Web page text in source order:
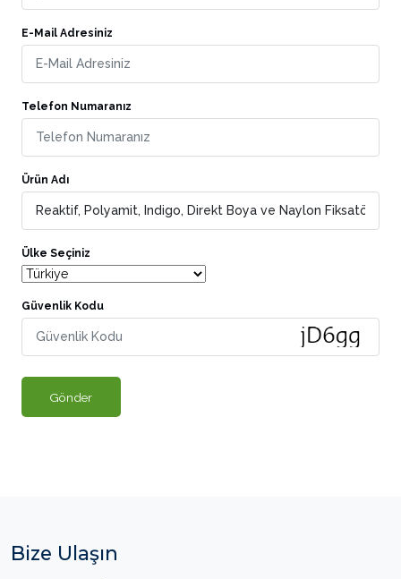
E-Mail Adresiniz
Telefon Numaranız
Ürün Adı
Ülke Seçiniz
Güvenlik Kodu
Gönder
Bize Ulaşın